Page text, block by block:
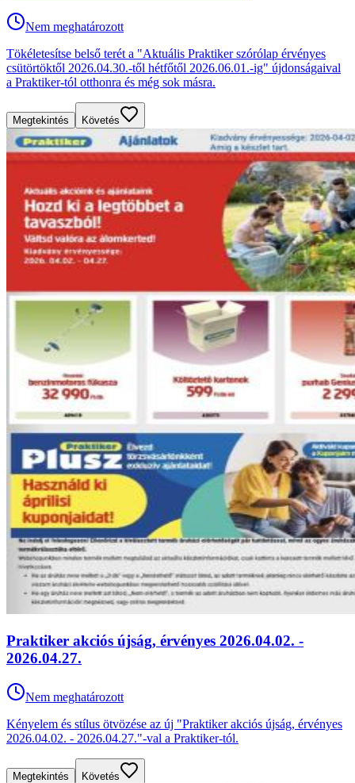
Nem meghatározott
Tökéletesítse belső terét a "Aktuális Praktiker szórólap érvényes
csütörtöktől 2026.04.30.-től hétfőtől 2026.06.01.-ig" újdonságaival
a Praktiker-tól otthonra és még sok másra.
Megtekintés Követés
Praktiker akciós újság, érvényes 2026.04.02. -
2026.04.27.
Nem meghatározott
Kényelem és stílus ötvözése az új "Praktiker akciós újság, érvényes
2026.04.02. - 2026.04.27."-val a Praktiker-tól.
Megtekintés Követés